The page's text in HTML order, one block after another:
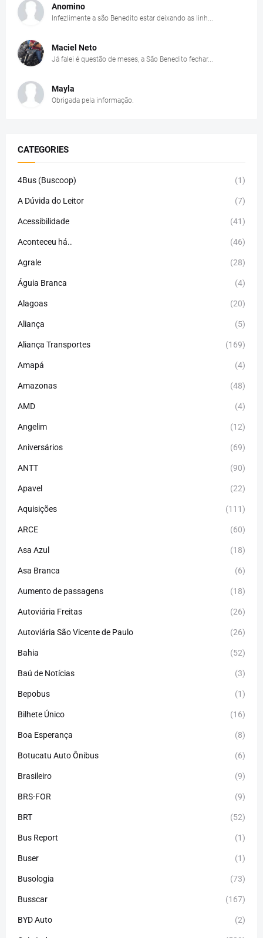
Anomino
Infezlimente a são Benedito estar deixando as linh...
Maciel Neto
Já falei é questão de meses, a São Benedito fechar...
Mayla
Obrigada pela informação.
CATEGORIES
4Bus (Buscoop) (1)
A Dúvida do Leitor (7)
Acessibilidade (41)
Aconteceu há.. (46)
Agrale (28)
Águia Branca (4)
Alagoas (20)
Aliança (5)
Aliança Transportes (169)
Amapá (4)
Amazonas (48)
AMD (4)
Angelim (12)
Aniversários (69)
ANTT (90)
Apavel (22)
Aquisições (111)
ARCE (60)
Asa Azul (18)
Asa Branca (6)
Aumento de passagens (18)
Autoviária Freitas (26)
Autoviária São Vicente de Paulo (26)
Bahia (52)
Baú de Notícias (3)
Bepobus (1)
Bilhete Único (16)
Boa Esperança (8)
Botucatu Auto Ônibus (6)
Brasileiro (9)
BRS-FOR (9)
BRT (52)
Bus Report (1)
Buser (1)
Busologia (73)
Busscar (167)
BYD Auto (2)